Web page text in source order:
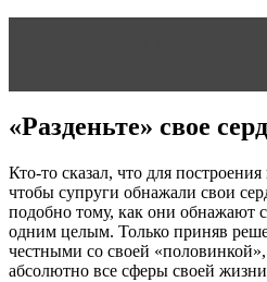
«Разденьте» свое
Кто-то сказал, что для
чтобы супруги обнажали свои
подобно тому, как они обнажают
одним целым. Только приняв
честными со своей
абсолютно все сферы своей